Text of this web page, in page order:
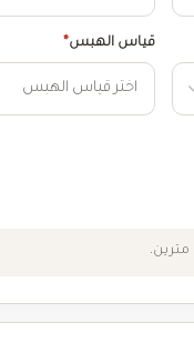
قياس الهبس*